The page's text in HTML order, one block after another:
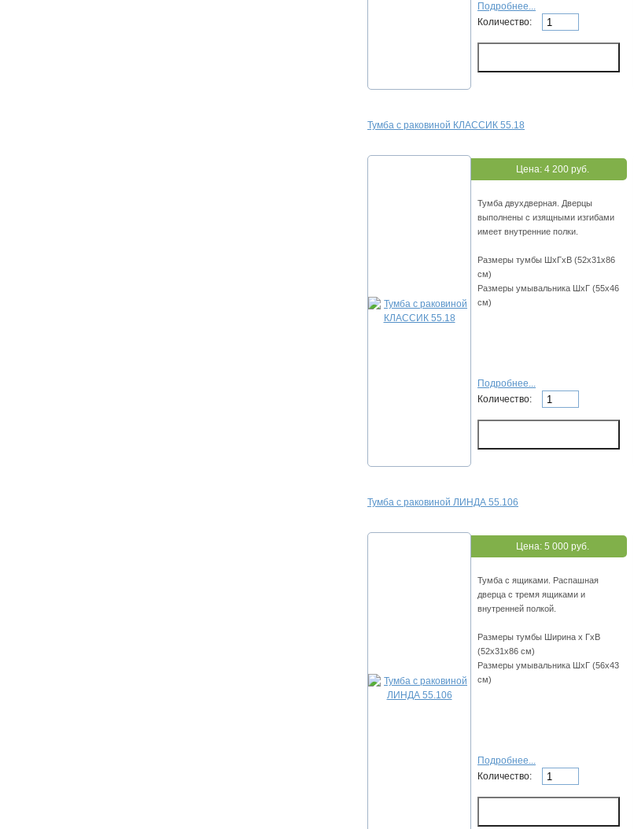
Подробнее...
Количество:
Тумба с раковиной КЛАССИК 55.18
Цена: 4 200 руб.
Тумба двухдверная. Дверцы
выполнены с изящными изгибами
имеет внутренние полки.
Размеры тумбы ШхГхВ (52х31х86
см)
Размеры умывальника ШхГ (55х46
см)
Подробнее...
Количество:
Тумба с раковиной ЛИНДА 55.106
Цена: 5 000 руб.
Тумба с ящиками. Распашная
дверца с тремя ящиками и
внутренней полкой.
Размеры тумбы Ширина х ГхВ
(52х31х86 см)
Размеры умывальника ШхГ (56х43
см)
Подробнее...
Количество: